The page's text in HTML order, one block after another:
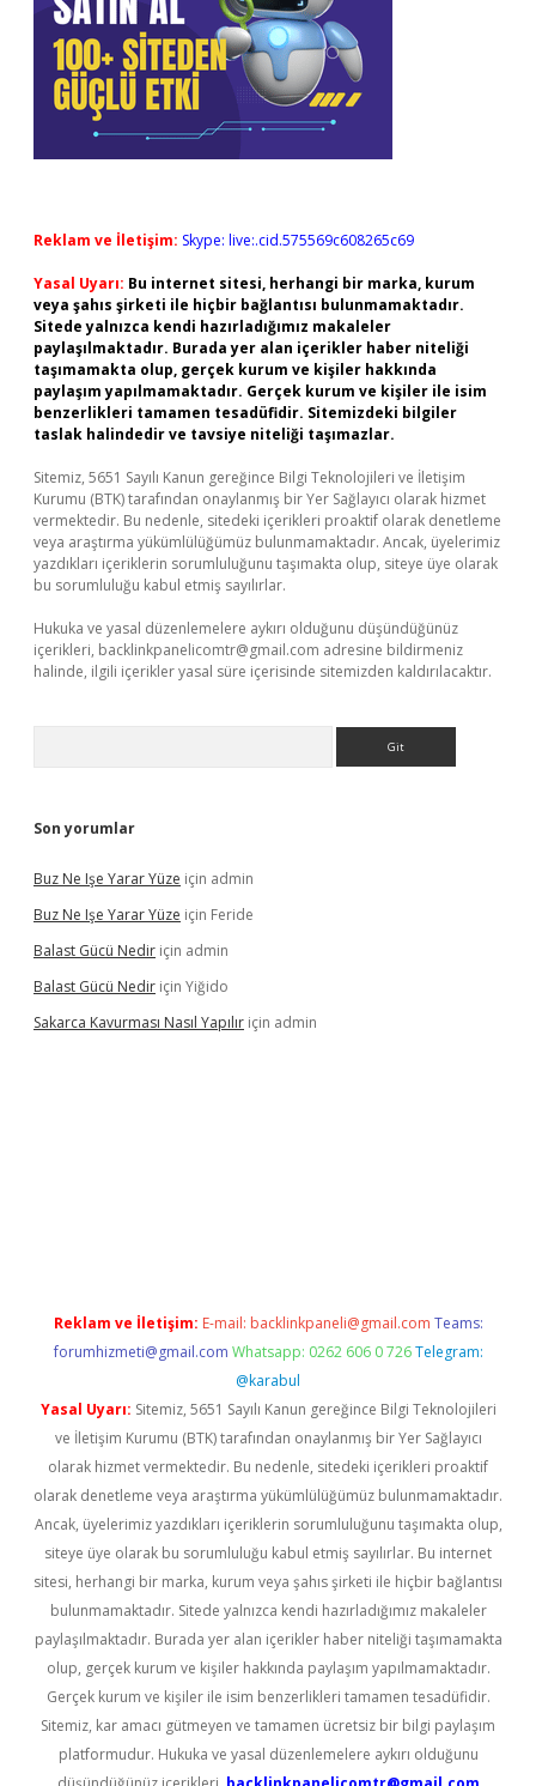
Reklam ve İletişim: Skype: live:.cid.575569c608265c69
Yasal Uyarı: Bu internet sitesi, herhangi bir marka, kurum
veya şahıs şirketi ile hiçbir bağlantısı bulunmamaktadır.
Sitede yalnızca kendi hazırladığımız makaleler
paylaşılmaktadır. Burada yer alan içerikler haber niteliği
taşımamakta olup, gerçek kurum ve kişiler hakkında
paylaşım yapılmamaktadır. Gerçek kurum ve kişiler ile isim
benzerlikleri tamamen tesadüfidir. Sitemizdeki bilgiler
taslak halindedir ve tavsiye niteliği taşımazlar.
Sitemiz, 5651 Sayılı Kanun gereğince Bilgi Teknolojileri ve İletişim
Kurumu (BTK) tarafından onaylanmış bir Yer Sağlayıcı olarak hizmet
vermektedir. Bu nedenle, sitedeki içerikleri proaktif olarak denetleme
veya araştırma yükümlülüğümüz bulunmamaktadır. Ancak, üyelerimiz
yazdıkları içeriklerin sorumluluğunu taşımakta olup, siteye üye olarak
bu sorumluluğu kabul etmiş sayılırlar.
Hukuka ve yasal düzenlemelere aykırı olduğunu düşündüğünüz
içerikleri, backlinkpanelicomtr@gmail.com adresine bildirmeniz
halinde, ilgili içerikler yasal süre içerisinde sitemizden kaldırılacaktır.
Son yorumlar
Buz Ne Işe Yarar Yüze için admin
Buz Ne Işe Yarar Yüze için Feride
Balast Gücü Nedir için admin
Balast Gücü Nedir için Yiğido
Sakarca Kavurması Nasıl Yapılır için admin
Reklam ve İletişim: E-mail: backlinkpaneli@gmail.com Teams:
forumhizmeti@gmail.com Whatsapp: 0262 606 0 726 Telegram:
@karabul
Yasal Uyarı: Sitemiz, 5651 Sayılı Kanun gereğince Bilgi Teknolojileri
ve İletişim Kurumu (BTK) tarafından onaylanmış bir Yer Sağlayıcı
olarak hizmet vermektedir. Bu nedenle, sitedeki içerikleri proaktif
olarak denetleme veya araştırma yükümlülüğümüz bulunmamaktadır.
Ancak, üyelerimiz yazdıkları içeriklerin sorumluluğunu taşımakta olup,
siteye üye olarak bu sorumluluğu kabul etmiş sayılırlar. Bu internet
sitesi, herhangi bir marka, kurum veya şahıs şirketi ile hiçbir bağlantısı
bulunmamaktadır. Sitede yalnızca kendi hazırladığımız makaleler
paylaşılmaktadır. Burada yer alan içerikler haber niteliği taşımamakta
olup, gerçek kurum ve kişiler hakkında paylaşım yapılmamaktadır.
Gerçek kurum ve kişiler ile isim benzerlikleri tamamen tesadüfidir.
Sitemiz, kar amacı gütmeyen ve tamamen ücretsiz bir bilgi paylaşım
platformudur. Hukuka ve yasal düzenlemelere aykırı olduğunu